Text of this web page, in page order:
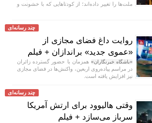
ملت‌ها را تغییر داده‌اند؛ از کودتا‌هایی که با خشونت و
چند رسانه‌ای
روایت داغ فضای مجازی از
«عموی جدید» براندازان + فیلم
«باشگاه خبرنگاران» همزمان با حضور گسترده زائران
در مراسم پیاده‌روی اربعین، واکنش‌ها در فضای مجازی
نیز افزایش یافته است.
چند رسانه‌ای
وقتی هالیوود برای ارتش آمریکا
سرباز می‌سازد + فیلم